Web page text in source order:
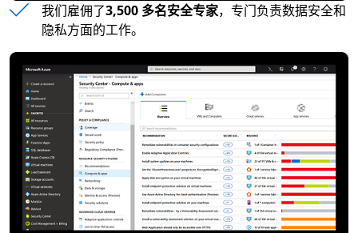
我们雇佣了3,500 多名安全专家，专门负责数据安全和
隐私方面的工作。